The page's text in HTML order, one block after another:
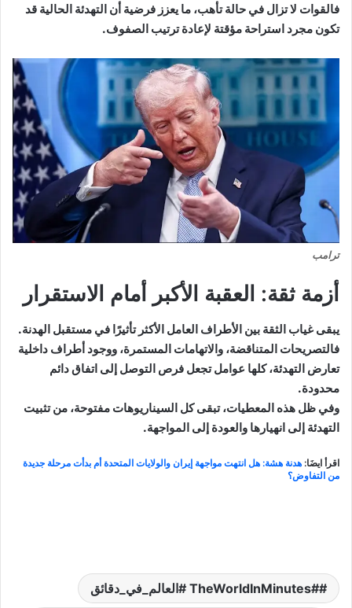
فالقوات لا تزال في حالة تأهب، ما يعزز فرضية أن التهدئة الحالية قد
تكون مجرد استراحة مؤقتة لإعادة ترتيب الصفوف.
ترامب
أزمة ثقة: العقبة الأكبر أمام الاستقرار
يبقى غياب الثقة بين الأطراف العامل الأكثر تأثيرًا في مستقبل الهدنة.
فالتصريحات المتناقضة، والاتهامات المستمرة، ووجود أطراف داخلية
تعارض التهدئة، كلها عوامل تجعل فرص التوصل إلى اتفاق دائم
محدودة.
وفي ظل هذه المعطيات، تبقى كل السيناريوهات مفتوحة، من تثبيت
التهدئة إلى انهيارها والعودة إلى المواجهة.
اقرأ ايضَا: هدنة هشة: هل انتهت مواجهة إيران والولايات المتحدة أم بدأت مرحلة جديدة
من التفاوض؟
#TheWorldInMinutes #العالم_في_دقائق